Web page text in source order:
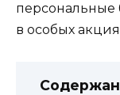
персональные
в особых